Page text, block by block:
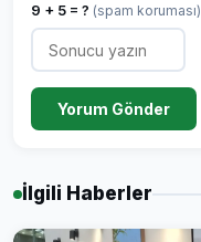
9 + 5 = ? (spam koruması)
Yorum Gönder
İlgili Haberler